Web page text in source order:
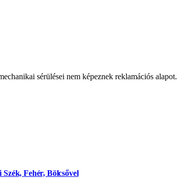
sérülései nem képeznek reklamációs alapot.
Fehér, Bölcsővel